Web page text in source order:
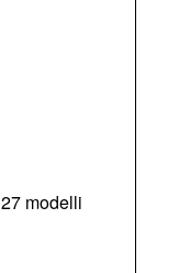
modelli